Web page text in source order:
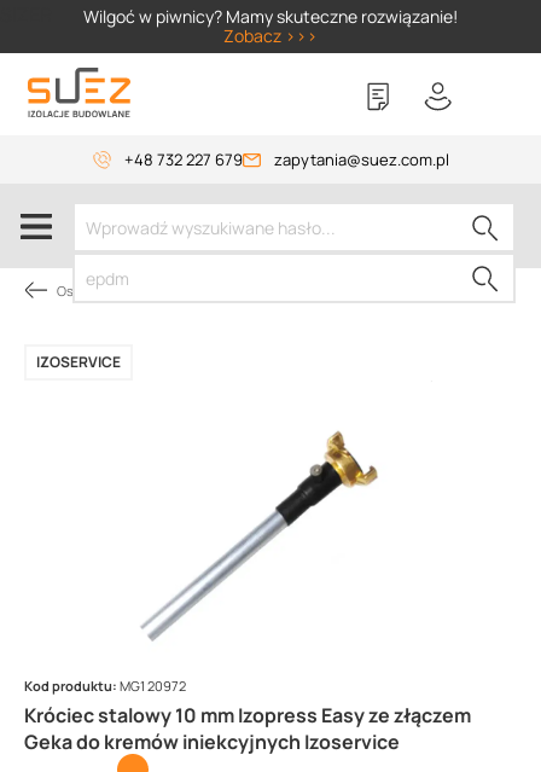
Wilgoć w piwnicy? Mamy skuteczne rozwiązanie!
Zobacz >>>
+48 732 227 679 zapytania@suez.com.pl
Osuszanie budynków
Króciec stalowy 10 mm Izopress Easy ze złączem
Geka do kremów iniekcyjnych Izoservice
IZOSERVICE
Kod produktu: MG1 20972